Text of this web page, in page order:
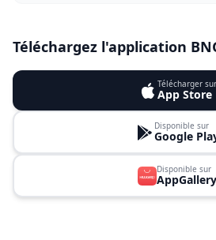
Téléchargez l'application
Télécharger sur
App Store
Disponible sur
Google
Disponible sur
AppGallery